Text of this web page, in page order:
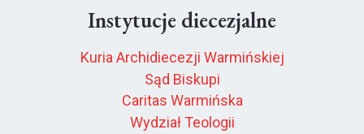
Instytucje diecezjalne
Kuria Archidiecezji Warmińskiej
Sąd Biskupi
Caritas Warmińska
Wydział Teologii